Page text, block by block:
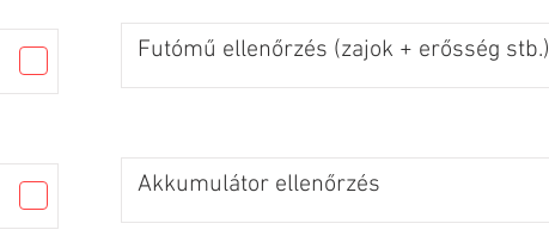
Futómű ellenőrzés (zajok + erősség stb.)
Akkumulátor ellenőrzés